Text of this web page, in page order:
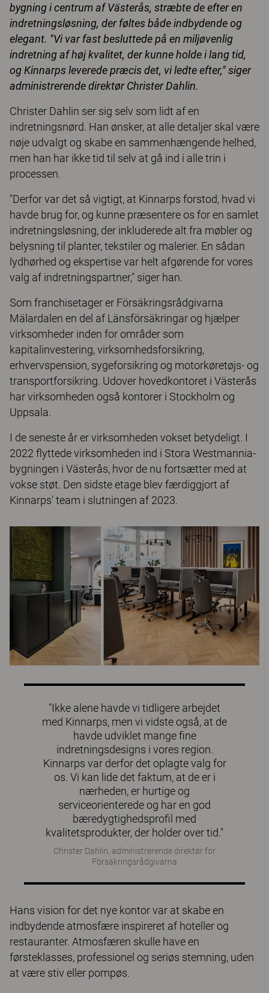
bygning i centrum af Västerås, stræbte de efter en
indretningsløsning, der føltes både indbydende og
elegant. "Vi var fast besluttede på en miljøvenlig
indretning af høj kvalitet, der kunne holde i lang tid,
og Kinnarps leverede præcis det, vi ledte efter," siger
administrerende direktør Christer Dahlin.
Christer Dahlin ser sig selv som lidt af en
indretningsnørd. Han ønsker, at alle detaljer skal være
nøje udvalgt og skabe en sammenhængende helhed,
men han har ikke tid til selv at gå ind i alle trin i
processen.
"Derfor var det så vigtigt, at Kinnarps forstod, hvad vi
havde brug for, og kunne præsentere os for en samlet
indretningsløsning, der inkluderede alt fra møbler og
belysning til planter, tekstiler og malerier. En sådan
lydhørhed og ekspertise var helt afgørende for vores
valg af indretningspartner," siger han.
Som franchisetager er Försäkringsrådgivarna
Mälardalen en del af Länsförsäkringar og hjælper
virksomheder inden for områder som
kapitalinvestering, virksomhedsforsikring,
erhvervspension, sygeforsikring og motorkøretøjs- og
transportforsikring. Udover hovedkontoret i Västerås
har virksomheden også kontorer i Stockholm og
Uppsala.
I de seneste år er virksomheden vokset betydeligt. I
2022 flyttede virksomheden ind i Stora Westmannia-
bygningen i Västerås, hvor de nu fortsætter med at
vokse støt. Den sidste etage blev færdiggjort af
Kinnarps' team i slutningen af 2023.
"Ikke alene havde vi tidligere arbejdet
med Kinnarps, men vi vidste også, at de
havde udviklet mange fine
indretningsdesigns i vores region.
Kinnarps var derfor det oplagte valg for
os. Vi kan lide det faktum, at de er i
nærheden, er hurtige og
serviceorienterede og har en god
bæredygtighedsprofil med
kvalitetsprodukter, der holder over tid."
Christer Dahlin, administrerende direktør for
Försäkringsrådgivarna
Hans vision for det nye kontor var at skabe en
indbydende atmosfære inspireret af hoteller og
restauranter. Atmosfæren skulle have en
førsteklasses, professionel og seriøs stemning, uden
at være stiv eller pompøs.